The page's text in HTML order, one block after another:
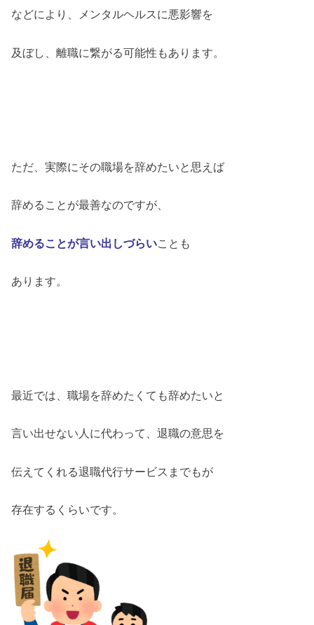
などにより、メンタルヘルスに悪影響を
及ぼし、離職に繋がる可能性もあります。
ただ、実際にその職場を辞めたいと思えば
辞めることが最善なのですが、
辞めることが言い出しづらい ことも
あります。
最近では、職場を辞めたくても辞めたいと
言い出せない人に代わって、退職の意思を
伝えてくれる退職代行サービスまでもが
存在するくらいです。